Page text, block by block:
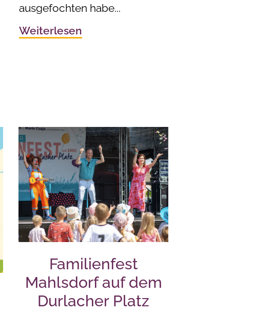
ausgefochten habe...
Weiterlesen
Familienfest
Mahlsdorf auf dem
Durlacher Platz